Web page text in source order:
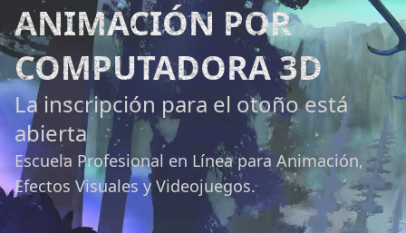
ANIMACIÓN POR
COMPUTADORA 3D
La inscripción para el otoño está
abierta
Escuela Profesional en Línea para Animación,
Efectos Visuales y Videojuegos.